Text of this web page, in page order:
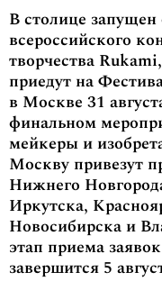
В столице запущен
всероссийского
творчества
приедут на
в Москве 31
финальном
мейкеры и
Москву привезут
Нижнего
Иркутска,
Новосибирска и
этап приема
завершится 5